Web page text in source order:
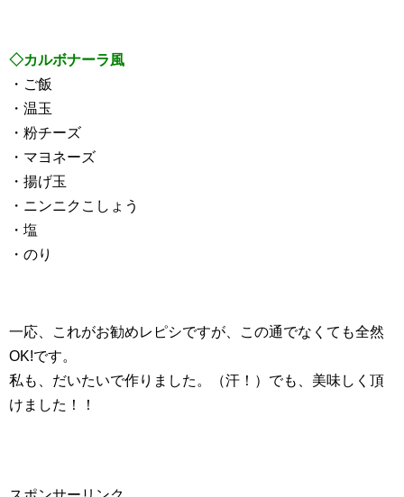
◇カルボナーラ風
・ご飯
・温玉
・粉チーズ
・マヨネーズ
・揚げ玉
・ニンニクこしょう
・塩
・のり
一応、これがお勧めレピシですが、この通でなくても全然
OK!です。
私も、だいたいで作りました。（汗！）でも、美味しく頂
けました！！